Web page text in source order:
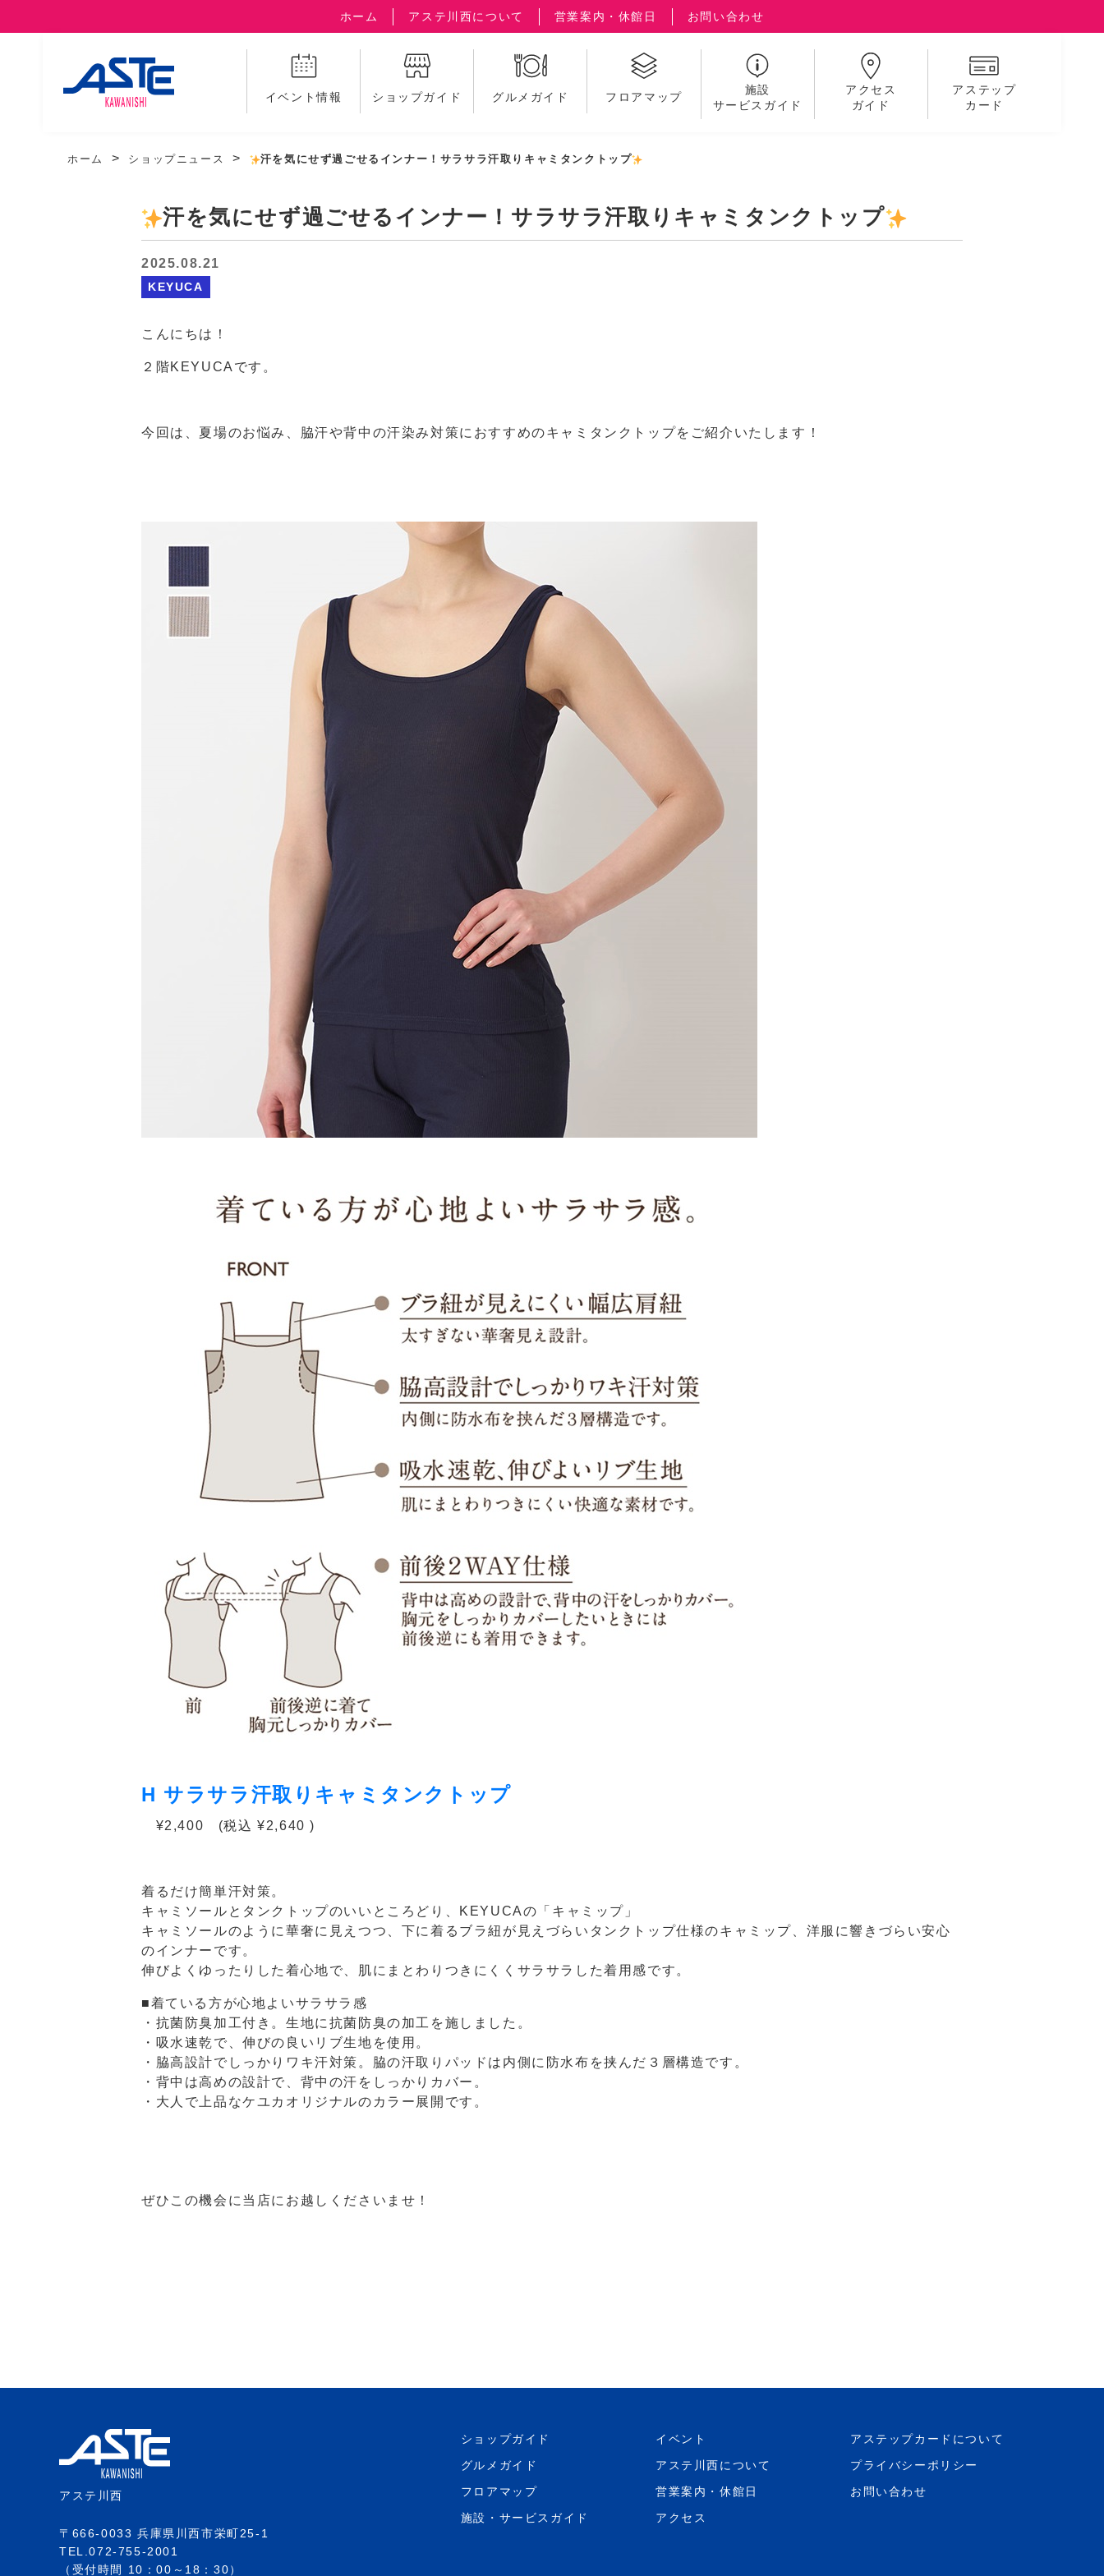
ホーム アステ川西について 営業案内・休館日 お問い合わせ
イベント情報 ショップガイド グルメガイド フロアマップ
施設
サービスガイド
アクセス
ガイド
アステップ
カード
ホーム ショップニュース 汗を気にせず過ごせるインナー！サラサラ汗取りキャミタンクトップ
汗を気にせず過ごせるインナー！サラサラ汗取りキャミタンクトップ
2025.08.21
KEYUCA
こんにちは！
２階KEYUCAです。
今回は、夏場のお悩み、脇汗や背中の汗染み対策におすすめのキャミタンクトップをご紹介いたします！
H サラサラ汗取りキャミタンクトップ
¥2,400 (税込 ¥2,640 )
着るだけ簡単汗対策。
キャミソールとタンクトップのいいところどり、KEYUCAの「キャミップ」
キャミソールのように華奢に見えつつ、下に着るブラ紐が見えづらいタンクトップ仕様のキャミップ、洋服に響きづらい安心
のインナーです。
伸びよくゆったりした着心地で、肌にまとわりつきにくくサラサラした着用感です。
■着ている方が心地よいサラサラ感
・抗菌防臭加工付き。生地に抗菌防臭の加工を施しました。
・吸水速乾で、伸びの良いリブ生地を使用。
・脇高設計でしっかりワキ汗対策。脇の汗取りパッドは内側に防水布を挟んだ３層構造です。
・背中は高めの設計で、背中の汗をしっかりカバー。
・大人で上品なケユカオリジナルのカラー展開です。
ぜひこの機会に当店にお越しくださいませ！
アステ川西
〒666-0033 兵庫県川西市栄町25-1
TEL.072-755-2001
（受付時間 10：00～18：30）
ショップガイド
グルメガイド
フロアマップ
施設・サービスガイド
イベント
アステ川西について
営業案内・休館日
アクセス
アステップカードについて
プライバシーポリシー
お問い合わせ